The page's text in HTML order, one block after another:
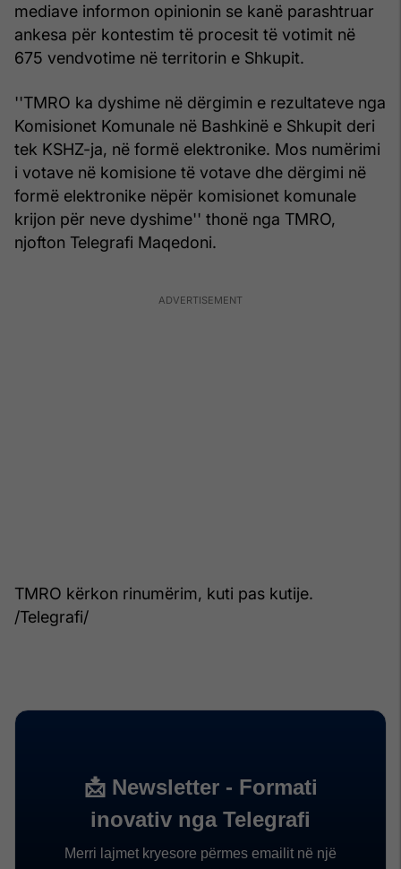
mediave informon opinionin se kanë parashtruar
ankesa për kontestim të procesit të votimit në
675 vendvotime në territorin e Shkupit.
''TMRO ka dyshime në dërgimin e rezultateve nga
Komisionet Komunale në Bashkinë e Shkupit deri
tek KSHZ-ja, në formë elektronike. Mos numërimi
i votave në komisione të votave dhe dërgimi në
formë elektronike nëpër komisionet komunale
krijon për neve dyshime'' thonë nga TMRO,
njofton Telegrafi Maqedoni.
TMRO kërkon rinumërim, kuti pas kutije.
/Telegrafi/